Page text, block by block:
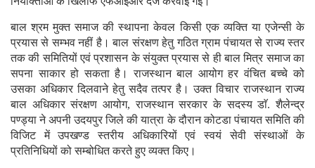
बाल श्रम मुक्त समाज की स्थापना केवल किसी एक व्यक्ति या एजेन्सी के
प्रयास से सम्भव नहीं है। बाल संरक्षण हेतु गठित ग्राम पंचायत से राज्य स्तर
तक की समितियों एवं प्रशासन के संयुक्त प्रयास से ही बाल मित्र समाज का
सपना साकार हो सकता है। राजस्थान बाल आयोग हर वंचित बच्चे को
उसका अधिकार दिलवाने हेतु सदैव तत्पर है। उक्त विचार राजस्थान राज्य
बाल अधिकार संरक्षण आयोग, राजस्थान सरकार के सदस्य डाॅ. शैलेन्द्र
पण्ड्या ने अपनी उदयपुर जिले की यात्रा के दौरान कोटडा पंचायत समिति की
विजिट में उपखण्ड स्तरीय अधिकारियों एवं स्वयं सेवी संस्थाओं के
प्रतिनिधियों को सम्बोधित करते हुए व्यक्त किए।